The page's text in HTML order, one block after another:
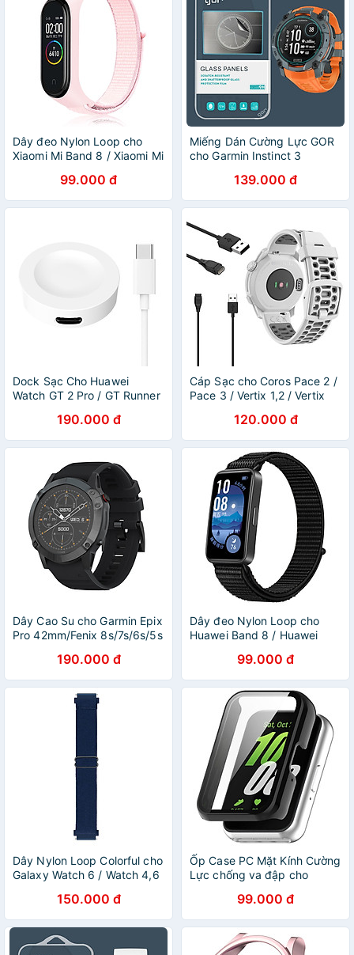
Dây đeo Nylon Loop cho
Xiaomi Mi Band 8 / Xiaomi Mi
- Hàng Nhập Khẩu
99.000 đ
Miếng Dán Cường Lực GOR
cho Garmin Instinct 3
- Hàng Chính Hãng
139.000 đ
Dock Sạc Cho Huawei
Watch GT 2 Pro / GT Runner
Huawei Watch GT5 / Huawei
Watch GT 5 Pro - Hàng
Chính Hãng
190.000 đ
Cáp Sạc cho Coros Pace 2 /
Pace 3 / Vertix 1,2 / Vertix
Apex Pro / Apex 2 / Apex 2
Pro - Hàng Chính Hãng
120.000 đ
Dây Cao Su cho Garmin Epix
Pro 42mm/Fenix 8s/7s/6s/5s
47mm/Fenix
8/7/6/5/935/945 (22mm) &
Garmin Epix Pro 51mm/Fenix
8X/7X/6X/5X (26mm) -
Hàng Chính Hãng
190.000 đ
Dây đeo Nylon Loop cho
Huawei Band 8 / Huawei
Hàng Chính Hãng
99.000 đ
Dây Nylon Loop Colorful cho
Galaxy Watch 6 / Watch 4,6
Galaxy Watch 5 / Ticwatch
Pro / Huawei Watch GT 4
(Size 20mm/22mm) - Hàng
Nhập Khẩu
150.000 đ
Ốp Case PC Mặt Kính Cường
Lực chống va đập cho
Hàng Nhập Khẩu
99.000 đ